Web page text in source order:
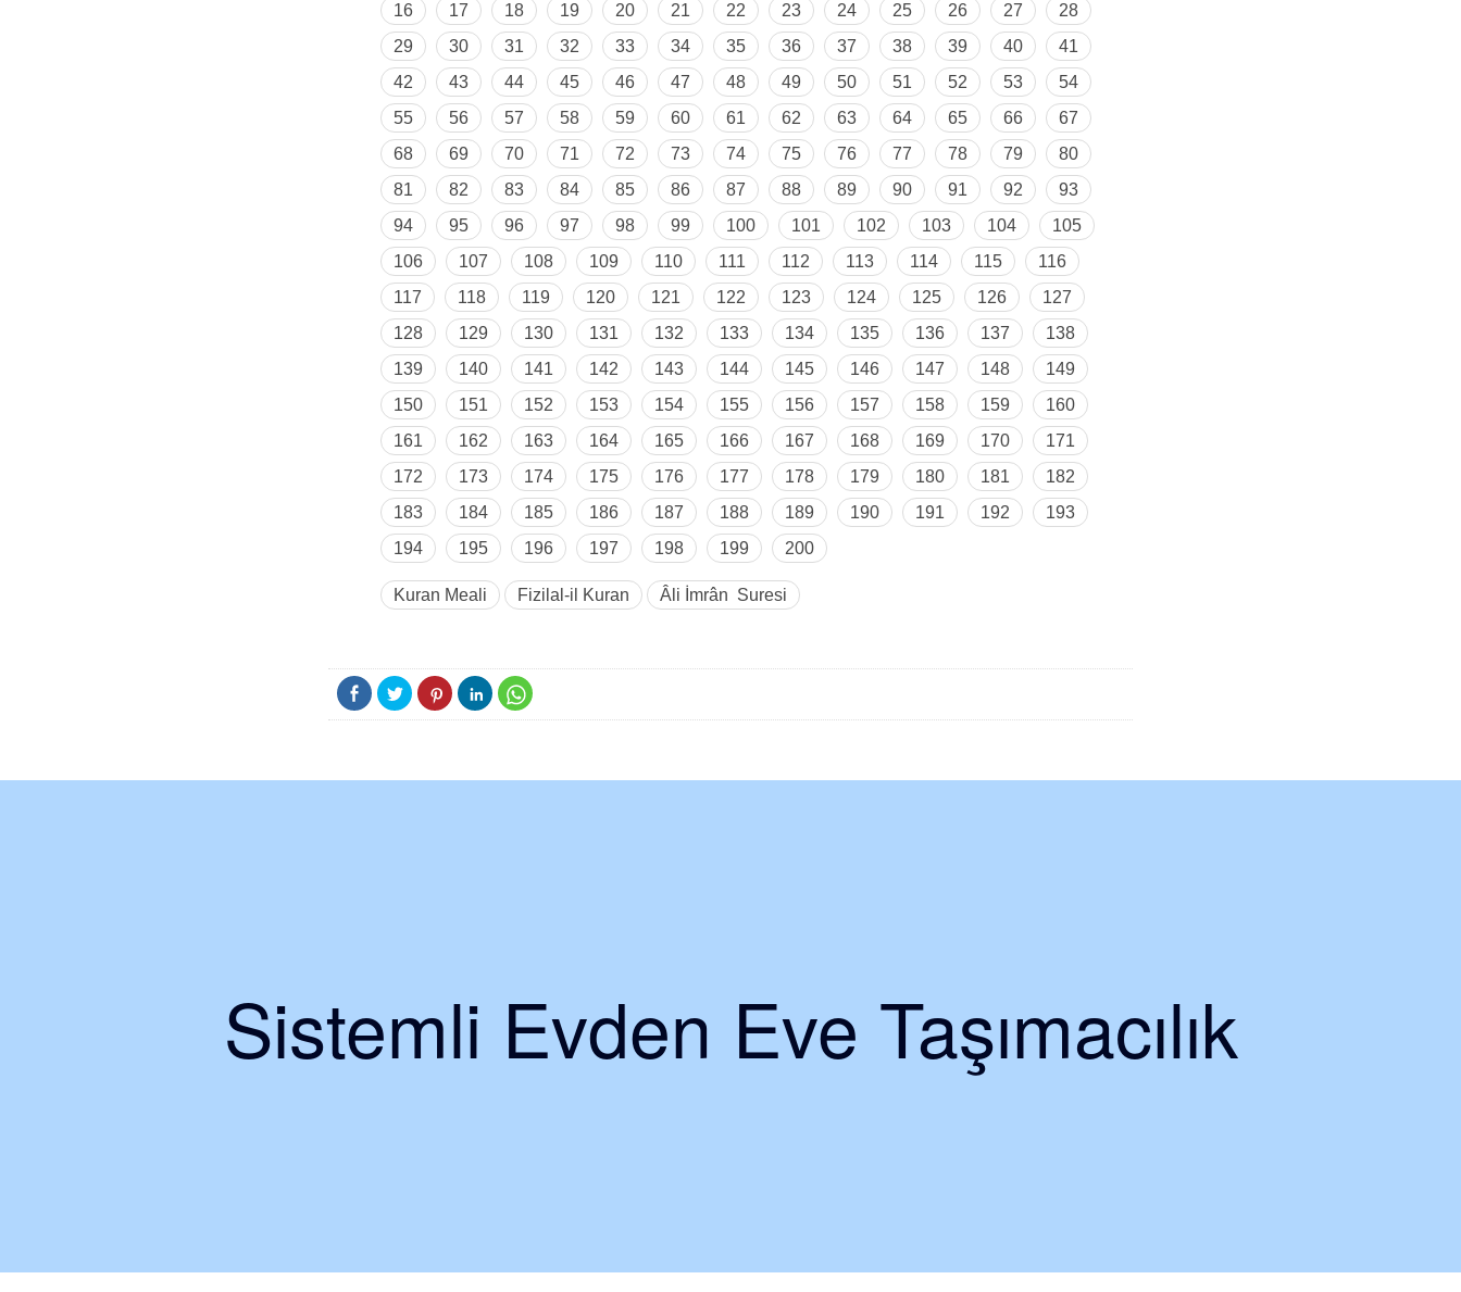
16
17 18 19 20 21 22 23 24 25 26 27
28
29
30 31 32 33 34 35 36 37 38 39 40
41
42
43 44 45 46 47 48 49 50 51 52 53
54
55
56 57 58 59 60 61 62 63 64 65 66
67
68
69 70 71 72 73 74 75 76 77 78 79
80
81
82 83 84 85 86 87 88 89 90 91 92
93
94
95 96 97 98 99 100 101 102 103 104
105
106
107 108 109 110 111 112 113 114 115
116
117
118 119 120 121 122 123 124 125 126
127
128
129 130 131 132 133 134 135 136 137
138
139
140 141 142 143 144 145 146 147 148
149
150
151 152 153 154 155 156 157 158 159
160
161
162 163 164 165 166 167 168 169 170
171
172
173 174 175 176 177 178 179 180 181
182
183
184 185 186 187 188 189 190 191 192
193
194
195 196 197 198 199 200
Kuran Meali Fizilal-il Kuran Âli İmrân Suresi
Sistemli Evden Eve Taşımacılık